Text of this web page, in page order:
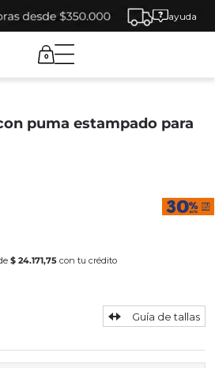
ayuda
0
puma estampado para
$ 24.171,75 con tu crédito
Guía de tallas